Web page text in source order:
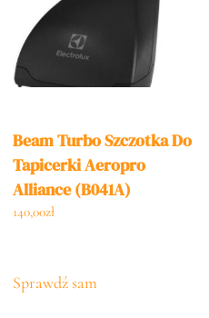
Beam Turbo Szczotka Do
Tapicerki Aeropro
Alliance (B041A)
140,00zł
Sprawdź sam